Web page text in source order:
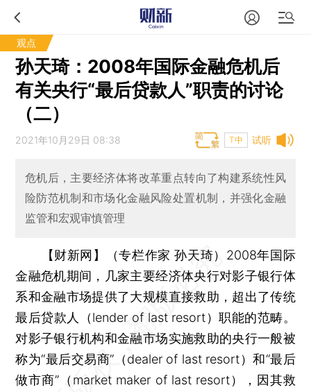
观点
孙天琦：2008年国际金融危机后
有关央行“最后贷款人”职责的讨论
（二）
试听
2021年10月29日 08:38 T中
危机后，主要经济体将改革重点转向了构建系统性风
险防范机制和市场化金融风险处置机制，并强化金融
监管和宏观审慎管理
【财新网】（专栏作家 孙天琦） 2008年国际
金融危机期间，几家主要经济体央行对影子银行体
系和金融市场提供了大规模直接救助，超出了传统
最后贷款人（lender of last resort）职能的范畴。
对影子银行机构和金融市场实施救助的央行一般被
称为“最后交易商”（dealer of last resort）和“最后
做市商”（market maker of last resort），因其救